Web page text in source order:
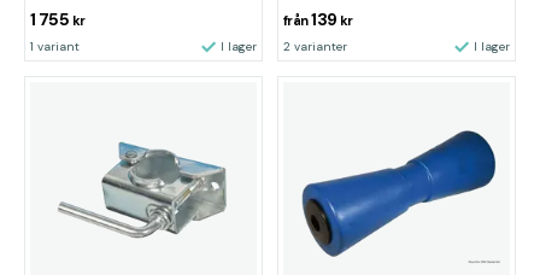
1 755 kr
1 variant I lager
från139 kr
2 varianter I lager